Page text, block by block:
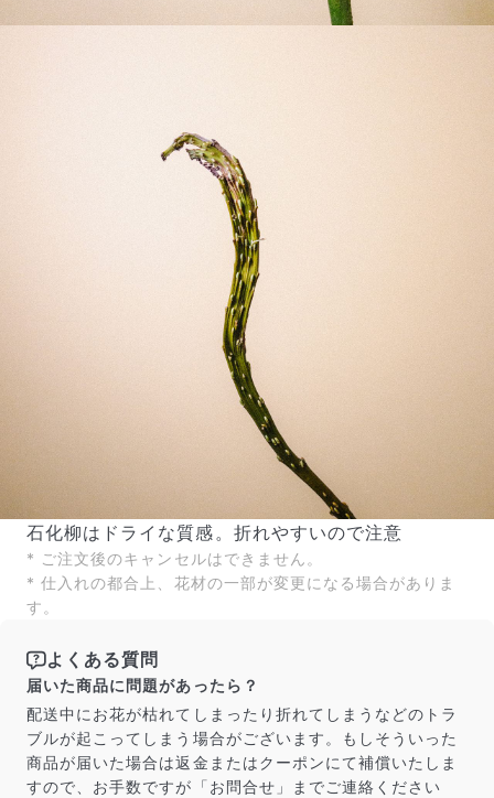
写真と同じものが届く？
商品ページに掲載している写真は、実際にお届けする商
品を撮影したものです。お花は生き物なので、どうして
も色味やサイズ・咲き方に個体差はありますが、できる
だけ写真のイメージに近いものをお届けできるように人
の目でチェックをしています。
よくある質問
きな時に好きな花をご注文いただけます。
Q. 配送できないエリアはありますか？
ただいま沖縄・離島エリアへの配送には対応しておりませ
ん。ご了承ください。
Q. 配送日時は指定できますか？
お花をベストなタイミングで発送しているため、お届け日の
指定はできません。受け取り時間帯は、発送後にクロネコヤ
石化柳はドライな質感。折れやすいので注意
* ご注文後のキャンセルはできません。
* 仕入れの都合上、花材の一部が変更になる場合がありま
す。
よくある質問
届いた商品に問題があったら？
配送中にお花が枯れてしまったり折れてしまうなどのトラ
ブルが起こってしまう場合がございます。もしそういった
商品が届いた場合は返金またはクーポンにて補償いたしま
すので、お手数ですが「お問合せ」までご連絡ください